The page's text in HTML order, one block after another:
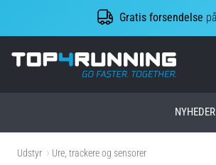
Gratis forsendelse
NYHEDER
Udstyr Ure, trackere og sensorer